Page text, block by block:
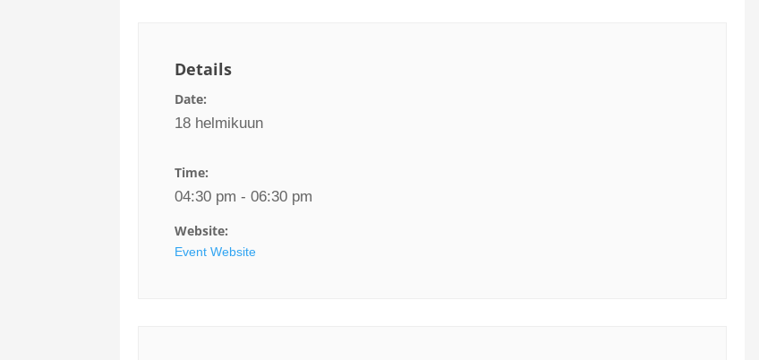
Details
Date:
18 helmikuun
Time:
04:30 pm - 06:30 pm
Website:
Event Website